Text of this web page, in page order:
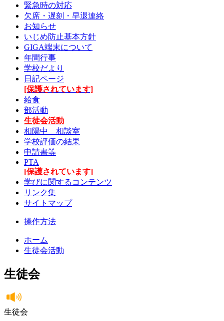
緊急時の対応
欠席・遅刻・早退連絡
お知らせ
いじめ防止基本方針
GIGA端末について
年間行事
学校だより
日記ページ
[保護されています]
給食
部活動
生徒会活動
相陽中 相談室
学校評価の結果
申請書等
PTA
[保護されています]
学びに関するコンテンツ
リンク集
サイトマップ
操作方法
ホーム
生徒会活動
生徒会
生徒会